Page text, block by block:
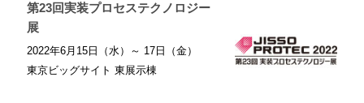
第23回実装プロセステクノロジー
展
2022年6月15日（水）～ 17日（金）
東京ビッグサイト 東展示棟